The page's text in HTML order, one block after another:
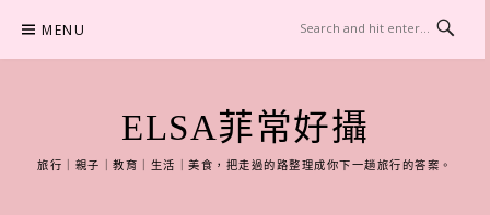
content
MENU
ELSA菲常好攝
旅行｜親子｜教育｜生活｜美食，把走過的路整理成你下一趟旅行的答案。